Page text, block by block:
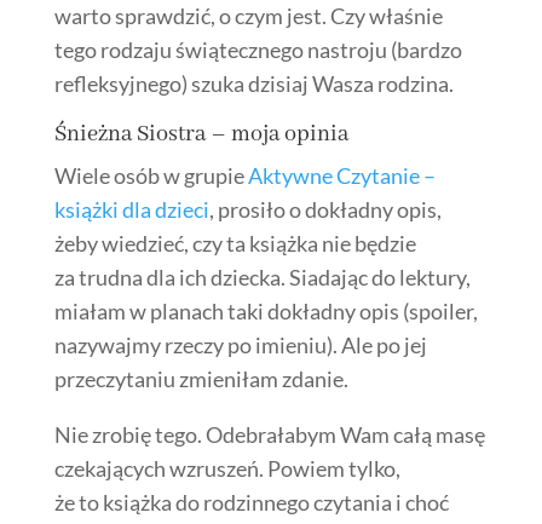
warto sprawdzić, o czym jest. Czy właśnie
tego rodzaju świątecznego nastroju (bardzo
refleksyjnego) szuka dzisiaj Wasza rodzina.
Śnieżna Siostra – moja opinia
Wiele osób w grupieAktywne Czytanie –
książki dla dzieci, prosiło o dokładny opis,
żeby wiedzieć, czy ta książka nie będzie
za trudna dla ich dziecka. Siadając do lektury,
miałam w planach taki dokładny opis (spoiler,
nazywajmy rzeczy po imieniu). Ale po jej
przeczytaniu zmieniłam zdanie.
Nie zrobię tego. Odebrałabym Wam całą masę
czekających wzruszeń. Powiem tylko,
że to książka do rodzinnego czytania i choć